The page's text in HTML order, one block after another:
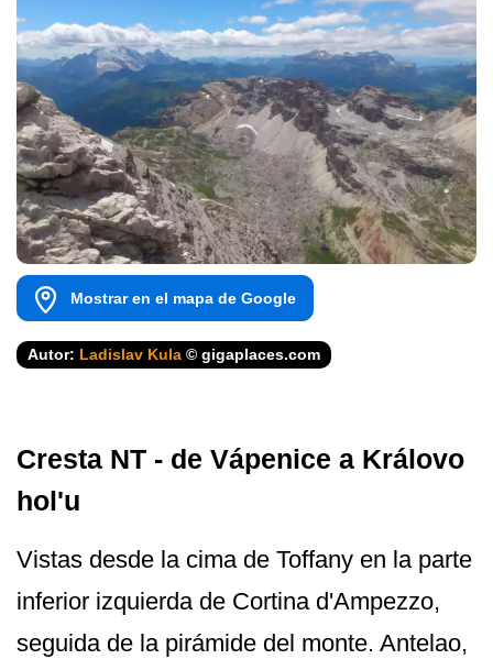
Mostrar en el mapa de Google
Autor: Ladislav Kula © gigaplaces.com
Cresta NT - de Vápenice a Královo
hol'u
Vistas desde la cima de Toffany en la parte
inferior izquierda de Cortina d'Ampezzo,
seguida de la pirámide del monte. Antelao,